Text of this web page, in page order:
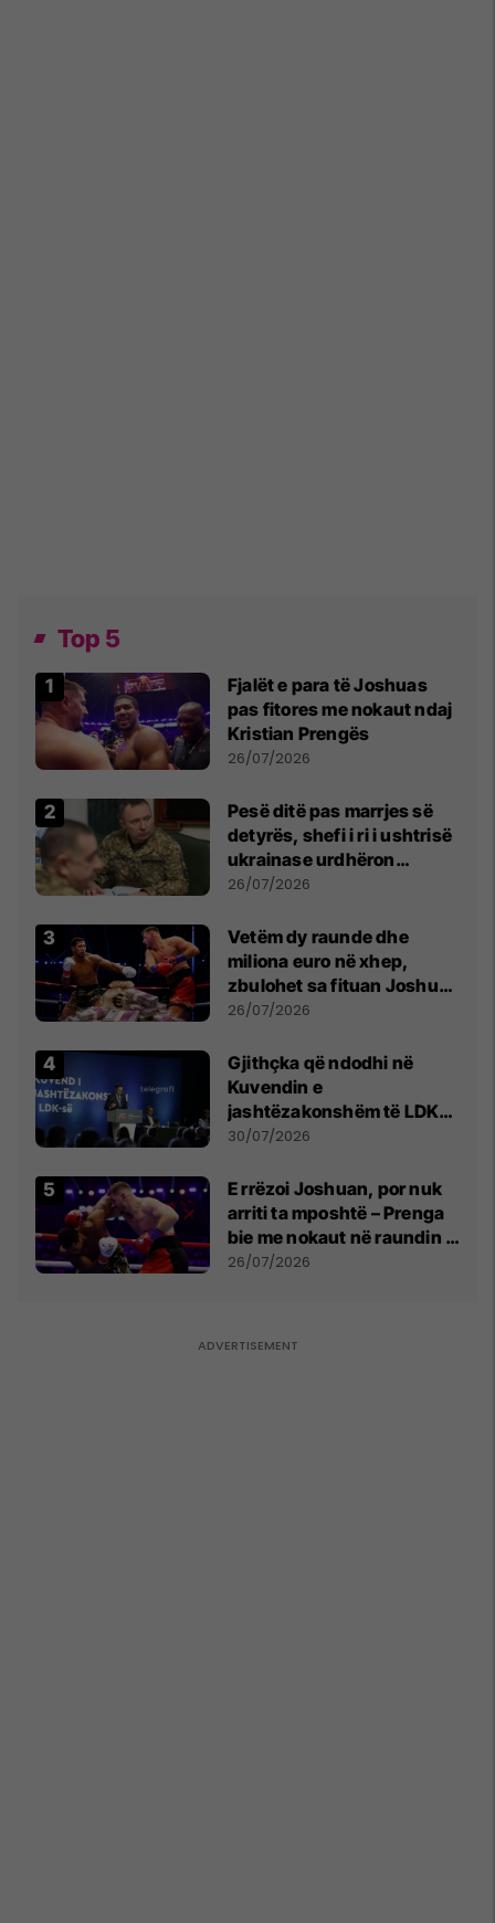
Top 5
Fjalët e para të Joshuas
pas fitores me nokaut ndaj
Kristian Prengës
26/07/2026
Pesë ditë pas marrjes së
detyrës, shefi i ri i ushtrisë
ukrainase urdhëron
kontroll të madh
26/07/2026
Vetëm dy raunde dhe
miliona euro në xhep,
zbulohet sa fituan Joshua
e Prenga
26/07/2026
Gjithçka që ndodhi në
Kuvendin e
jashtëzakonshëm të LDK-
së
30/07/2026
E rrëzoi Joshuan, por nuk
arriti ta mposhtë – Prenga
bie me nokaut në raundin e
dytë
26/07/2026